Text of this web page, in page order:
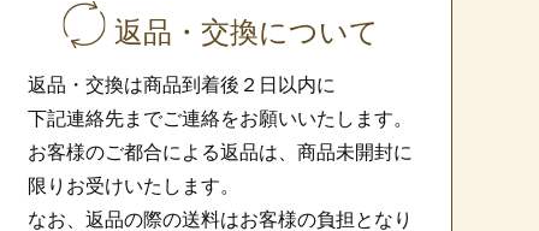
返品・交換について
返品・交換は商品到着後２日以内に
下記連絡先までご連絡をお願いいたします。
お客様のご都合による返品は、商品未開封に
限りお受けいたします。
なお、返品の際の送料はお客様の負担となり